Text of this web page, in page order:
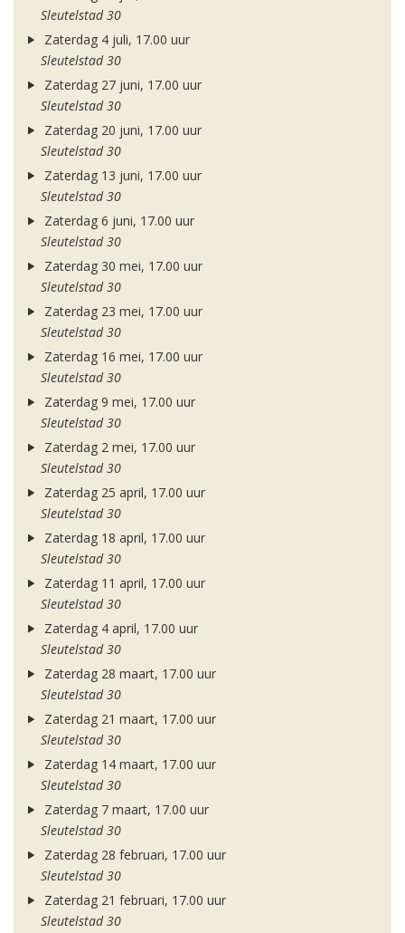
Sleutelstad 30
Zaterdag 4 juli, 17.00 uur
Sleutelstad 30
Zaterdag 27 juni, 17.00 uur
Sleutelstad 30
Zaterdag 20 juni, 17.00 uur
Sleutelstad 30
Zaterdag 13 juni, 17.00 uur
Sleutelstad 30
Zaterdag 6 juni, 17.00 uur
Sleutelstad 30
Zaterdag 30 mei, 17.00 uur
Sleutelstad 30
Zaterdag 23 mei, 17.00 uur
Sleutelstad 30
Zaterdag 16 mei, 17.00 uur
Sleutelstad 30
Zaterdag 9 mei, 17.00 uur
Sleutelstad 30
Zaterdag 2 mei, 17.00 uur
Sleutelstad 30
Zaterdag 25 april, 17.00 uur
Sleutelstad 30
Zaterdag 18 april, 17.00 uur
Sleutelstad 30
Zaterdag 11 april, 17.00 uur
Sleutelstad 30
Zaterdag 4 april, 17.00 uur
Sleutelstad 30
Zaterdag 28 maart, 17.00 uur
Sleutelstad 30
Zaterdag 21 maart, 17.00 uur
Sleutelstad 30
Zaterdag 14 maart, 17.00 uur
Sleutelstad 30
Zaterdag 7 maart, 17.00 uur
Sleutelstad 30
Zaterdag 28 februari, 17.00 uur
Sleutelstad 30
Zaterdag 21 februari, 17.00 uur
Sleutelstad 30